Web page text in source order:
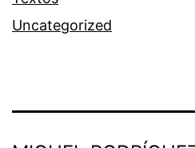
Uncategorized